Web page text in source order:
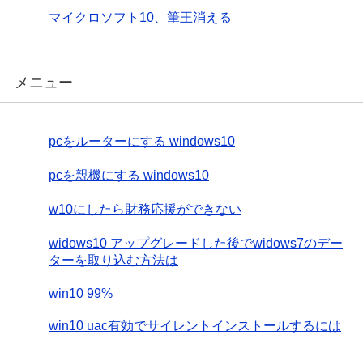
マイクロソフト10、筆王消える
メニュー
pcをルーターにする windows10
pcを親機にする windows10
w10にしたら財務応援ができない
widows10 アップグレードした後でwidows7のデー
ターを取り込む方法は
win10 99%
win10 uac有効でサイレントインストールするには